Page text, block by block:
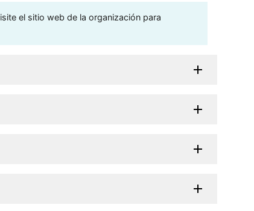
el sitio web de la organización para